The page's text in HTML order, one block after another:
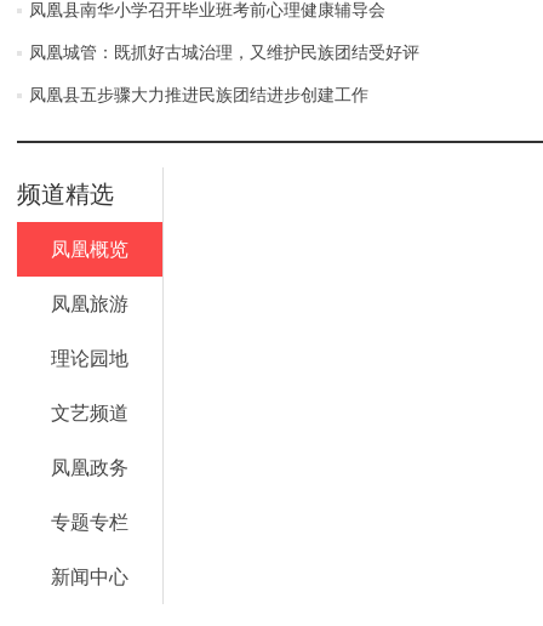
凤凰县南华小学召开毕业班考前心理健康辅导会
凤凰城管：既抓好古城治理，又维护民族团结受好评
凤凰县五步骤大力推进民族团结进步创建工作
频道精选
凤凰概览
凤凰旅游
理论园地
文艺频道
凤凰政务
专题专栏
新闻中心